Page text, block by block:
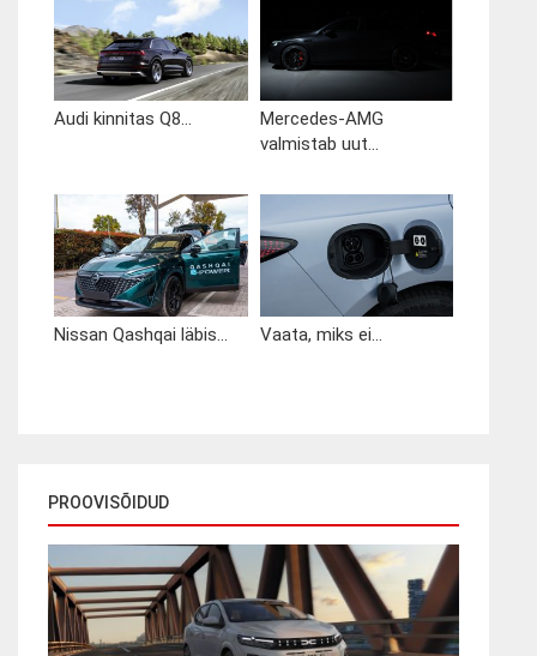
Audi kinnitas Q8...
Mercedes-AMG
valmistab uut...
Nissan Qashqai läbis... Vaata, miks ei...
PROOVISÕIDUD